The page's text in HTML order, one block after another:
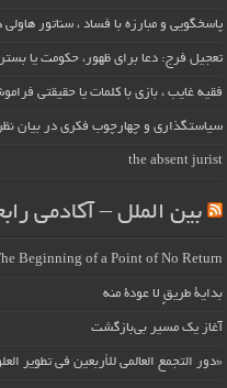
پاسخگویی و مبارزه با فساد ، سناتور
تعجیل فرج: دعا برای ظهور، حکومت یا
فقیه غایب ، بازی با کلمات یا حقیقتی
سیاستگذاری و چهارچوب فکری در بیان
the absent jurist
بین الملل – آکادمی
Beginning of a Point of No Return
بداية طريقٍ لا عودة منه
آغاز یک مسیر بی‌بازگشت
«دور التجمع العالمي للأربعين في تطوير